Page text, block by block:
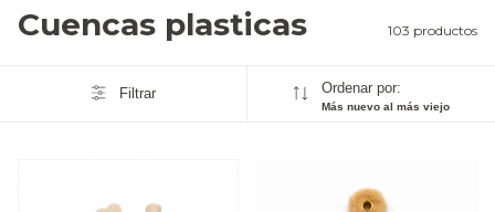
Cuencas plasticas 103 productos
Filtrar Ordenar por:
Más nuevo al más viejo